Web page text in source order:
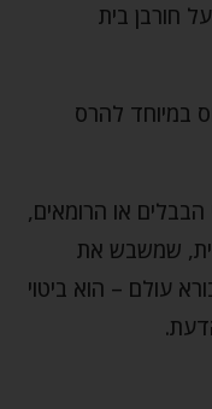
חורבן בית
במיוחד להרס
או הרומאים,
שמשבש את
עולם – הוא ביטוי